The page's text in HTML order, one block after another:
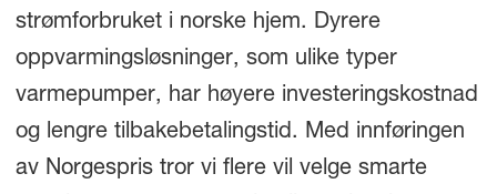
strømforbruket i norske hjem. Dyrere
oppvarmingsløsninger, som ulike typer
varmepumper, har høyere investeringskostnad
og lengre tilbakebetalingstid. Med innføringen
av Norgespris tror vi flere vil velge smarte